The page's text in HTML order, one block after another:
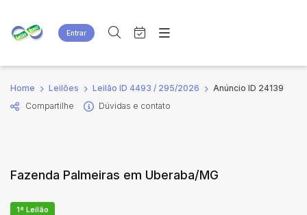
Entrar
Criar conta Entrar
Site
Agenda
Quem Somos
Busca por palavra-chave
Estados Cidade
Quem Somos
Home Leilões Leilão ID 4493 / 295/2026
Anúncio ID 24139
Compartilhe
Dúvidas e contato
Fazenda Palmeiras em Uberaba/MG
1ª Leilão